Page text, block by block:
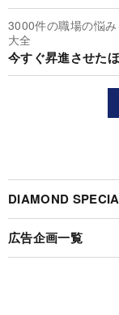
3000件の職場の悩
大全
今すぐ昇進させた
DIAMOND
広告企画一覧